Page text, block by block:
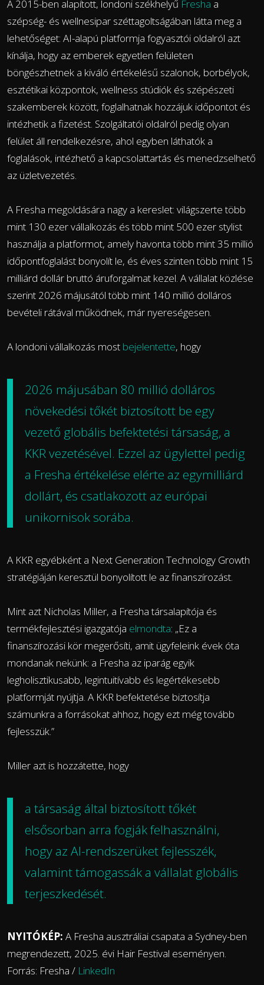
A 2015-ben alapított, londoni székhelyű Fresha a
szépség- és wellnesipar széttagoltságában látta meg a
lehetőséget: AI-alapú platformja fogyasztói oldalról azt
kínálja, hogy az emberek egyetlen felületen
böngészhetnek a kiváló értékelésű szalonok, borbélyok,
esztétikai központok, wellness stúdiók és szépészeti
szakemberek között, foglalhatnak hozzájuk időpontot és
intézhetik a fizetést. Szolgáltatói oldalról pedig olyan
felület áll rendelkezésre, ahol egyben láthatók a
foglalások, intézhető a kapcsolattartás és menedzselhető
az üzletvezetés.
A Fresha megoldására nagy a kereslet: világszerte több
mint 130 ezer vállalkozás és több mint 500 ezer stylist
használja a platformot, amely havonta több mint 35 millió
időpontfoglalást bonyolít le, és éves szinten több mint 15
milliárd dollár bruttó áruforgalmat kezel. A vállalat közlése
szerint 2026 májusától több mint 140 millió dolláros
bevételi rátával működnek, már nyereségesen.
A londoni vállalkozás most bejelentette, hogy
2026 májusában 80 millió dolláros
növekedési tőkét biztosított be egy
vezető globális befektetési társaság, a
KKR vezetésével. Ezzel az ügylettel pedig
a Fresha értékelése elérte az egymilliárd
dollárt, és csatlakozott az európai
unikornisok sorába.
A KKR egyébként a Next Generation Technology Growth
stratégiáján keresztül bonyolított le az finanszírozást.
Mint azt Nicholas Miller, a Fresha társalapítója és
termékfejlesztési igazgatója elmondta: „Ez a
finanszírozási kör megerősíti, amit ügyfeleink évek óta
mondanak nekünk: a Fresha az iparág egyik
legholisztikusabb, legintuitívabb és legértékesebb
platformját nyújtja. A KKR befektetése biztosítja
számunkra a forrásokat ahhoz, hogy ezt még tovább
fejlesszük.”
Miller azt is hozzátette, hogy
a társaság által biztosított tőkét
elsősorban arra fogják felhasználni,
hogy az AI-rendszerüket fejlesszék,
valamint támogassák a vállalat globális
terjeszkedését.
NYITÓKÉP: A Fresha ausztráliai csapata a Sydney-ben
megrendezett, 2025. évi Hair Festival eseményen.
Forrás: Fresha / LinkedIn